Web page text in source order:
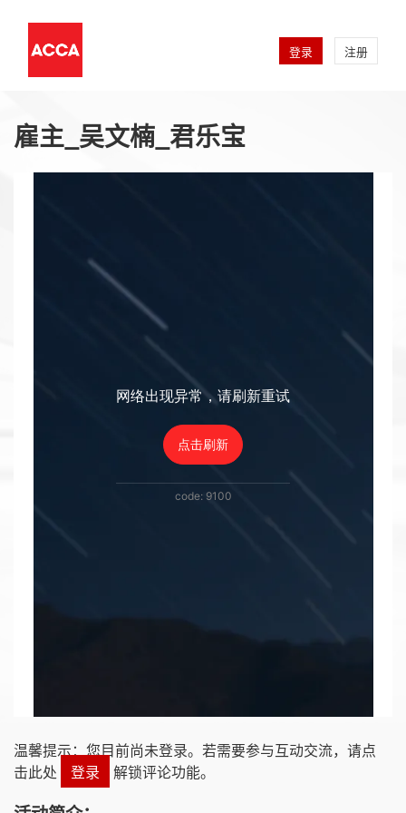
登录 注册
雇主_吴文楠_君乐宝
温馨提示：您目前尚未登录。若需要参与互动交流，请点
击此处
登录 解锁评论功能。